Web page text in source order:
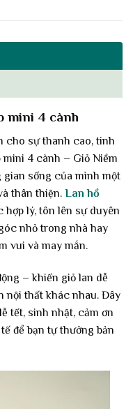
mini 4 cành
cho sự thanh cao, tinh
mini 4 cành – Giỏ Niềm
gian sống của mình một
thân thiện. Lan hồ
lý, tôn lên sự duyên
nhỏ trong nhà hay
vui và may mắn.
– khiến giỏ lan dễ
nội thất khác nhau. Đây
tết, sinh nhật, cảm ơn
để bạn tự thưởng bản